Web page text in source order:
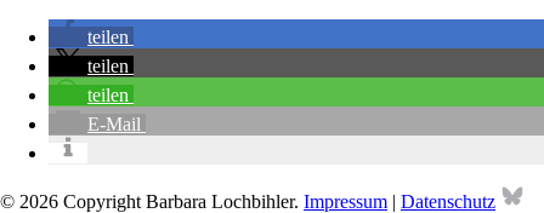
teilen
teilen
teilen
E-Mail
© 2026 Copyright Barbara Lochbihler. Impressum | Datenschutz